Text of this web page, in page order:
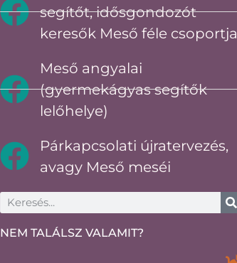
segítőt, idősgondozót
keresők Meső féle csoportja
Meső angyalai
(gyermekágyas segítők
lelőhelye)
Párkapcsolati újratervezés,
avagy Meső meséi
NEM TALÁLSZ VALAMIT?